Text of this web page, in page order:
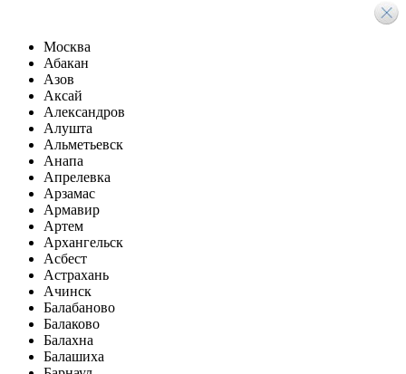
Москва
Абакан
Азов
Аксай
Александров
Алушта
Альметьевск
Анапа
Апрелевка
Арзамас
Армавир
Артем
Архангельск
Асбест
Астрахань
Ачинск
Балабаново
Балаково
Балахна
Балашиха